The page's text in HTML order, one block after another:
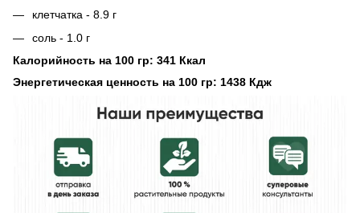
клетчатка - 8.9 г
соль - 1.0 г
Калорийность на 100 гр: 341 Ккал
Энергетическая ценность на 100 гр: 1438 Кдж